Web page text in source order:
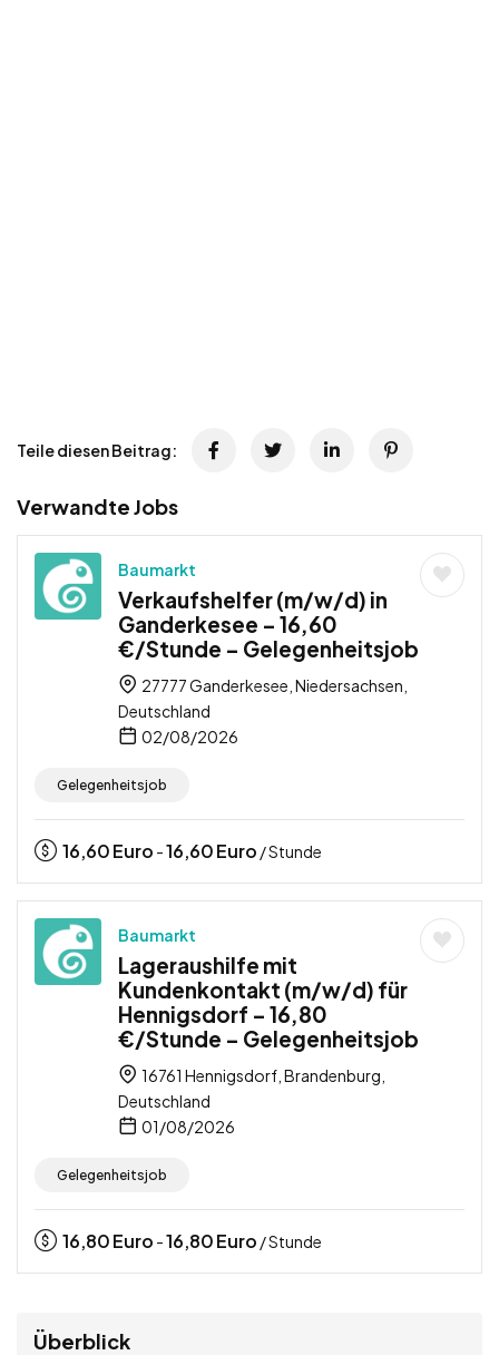
Teile diesen Beitrag:
Verwandte Jobs
Baumarkt
Verkaufshelfer (m/w/d) in
Ganderkesee – 16,60
€/Stunde – Gelegenheitsjob
27777 Ganderkesee, Niedersachsen,
Deutschland
02/08/2026
Gelegenheitsjob
16,60Euro -16,60Euro / Stunde
Baumarkt
Lageraushilfe mit
Kundenkontakt (m/w/d) für
Hennigsdorf – 16,80
€/Stunde – Gelegenheitsjob
16761 Hennigsdorf, Brandenburg,
Deutschland
01/08/2026
Gelegenheitsjob
16,80Euro -16,80Euro / Stunde
Überblick